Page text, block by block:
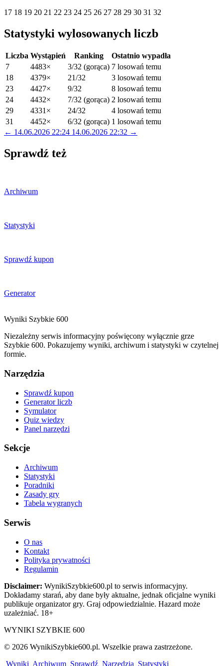
17 18 19 20 21 22 23 24 25 26 27 28 29 30 31 32
Statystyki wylosowanych liczb
Liczba Wystąpień Ranking
Ostatnio wypadła
7
4483× 3/32 (gorąca) 7 losowań temu
18
4379× 21/32
3 losowań temu
23
4427× 9/32
8 losowań temu
24
4432× 7/32 (gorąca) 2 losowań temu
29
4331× 24/32
4 losowań temu
31
4452× 6/32 (gorąca) 1 losowań temu
← 14.06.2026 22:24 14.06.2026 22:32 →
Sprawdź też
Archiwum
Statystyki
Sprawdź kupon
Generator
Wyniki Szybkie 600
Niezależny serwis informacyjny poświęcony wyłącznie grze
Szybkie 600. Pokazujemy wyniki, archiwum i statystyki w czytelnej
formie.
Narzędzia
Sprawdź kupon
Generator liczb
Symulator
Quiz wiedzy
Panel narzędzi
Sekcje
Archiwum
Statystyki
Poradniki
Zasady gry
Tabela wygranych
Serwis
O nas
Kontakt
Polityka prywatności
Regulamin
Disclaimer: WynikiSzybkie600.pl to serwis informacyjny.
Dokładamy starań, aby dane były aktualne, jednak oficjalne wyniki
publikuje organizator gry. Graj odpowiedzialnie. Hazard może
uzależniać. 18+
WYNIKI SZYBKIE 600
© 2026 WynikiSzybkie600.pl. Wszelkie prawa zastrzeżone.
Wyniki Archiwum Sprawdź Narzędzia Statystyki